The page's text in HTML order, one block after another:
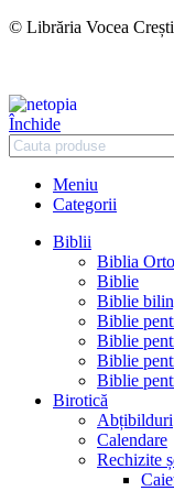
© Librăria Vocea
Închide
Meniu
Categorii
Biblii
Biblia
Biblie
Biblie
Biblie
Biblie
Biblie
Biblie
Birotică
Abțibilduri
Calendare
Rechizite